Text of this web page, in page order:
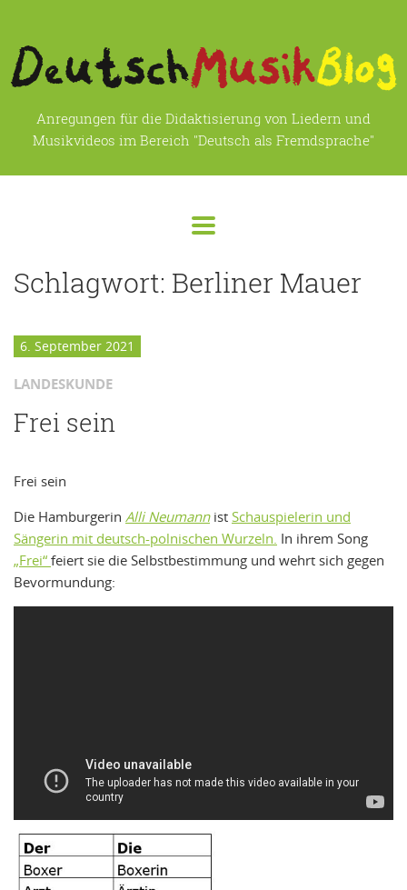
Anregungen für die Didaktisierung von Liedern und
Musikvideos im Bereich "Deutsch als Fremdsprache"
Schlagwort: Berliner Mauer
6. September 2021
LANDESKUNDE
Frei sein
Frei sein
Die Hamburgerin Alli Neumannist Schauspielerin und
Sängerin mit deutsch-polnischen Wurzeln. In ihrem Song
„Frei“ feiert sie die Selbstbestimmung und wehrt sich gegen
Bevormundung: